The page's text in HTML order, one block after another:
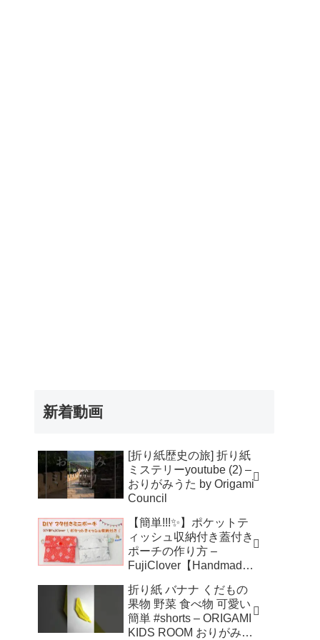
新着動画
[折り紙歴史の旅] 折り紙
ミステリーyoutube (2) –
おりがみうた by Origami
Council
【簡単!!!✨】ポケットテ
ィッシュ収納付き蓋付き
ポーチの作り方 –
FujiClover【Handmade
折り紙 バナナ くだもの
果物 野菜 食べ物 可愛い
簡単 #shorts – ORIGAMI
KIDS ROOM おりがみキ